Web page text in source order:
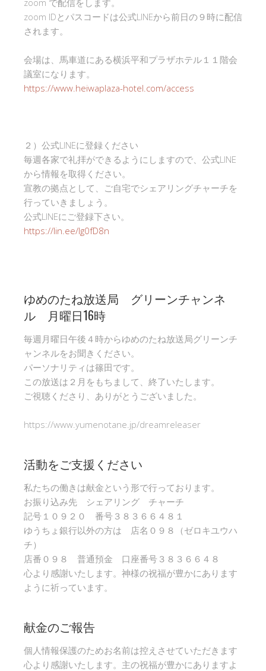
zoom IDとパスコードは公式LINEから前日の９時に配信
されます。
会場は、馬車道にある横浜平和プラザホテル１１階会
議室になります。
https://www.heiwaplaza-hotel.com/access
２）公式LINEに登録ください
毎週各家で礼拝ができるようにしますので、公式LINE
から情報を取得ください。
宣教の拠点として、ご自宅でシェアリングチャーチを
行っていきましょう。
公式LINEにご登録下さい。
https://lin.ee/Ig0fD8n
ゆめのたね放送局 グリーンチャンネ
ル 月曜日16時
毎週月曜日午後４時からゆめのたね放送局グリーンチ
ャンネルをお聞きください。
パーソナリティは篠田です。
この放送は２月をもちまして、終了いたします。
ご視聴くださり、ありがとうございました。
https://www.yumenotane.jp/dreamreleaser
活動をご支援ください
私たちの働きは献金という形で行っております。
お振り込み先 シェアリング チャーチ
記号１０９２０ 番号３８３６６４８１
ゆうちょ銀行以外の方は 店名０９８（ゼロキユウハ
チ）
店番０９８ 普通預金 口座番号３８３６６４８
心より感謝いたします。神様の祝福が豊かにあります
ように祈っています。
献金のご報告
個人情報保護のためお名前は控えさせていただきます
心より感謝いたします。主の祝福が豊かにありますよ